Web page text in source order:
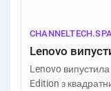
Lenovo
Edition з